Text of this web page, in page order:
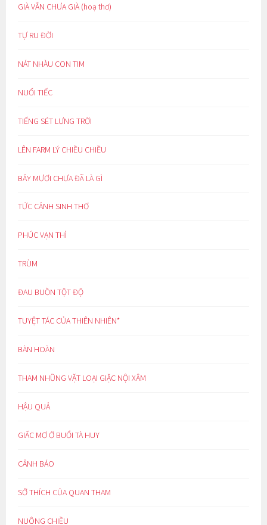
GIÀ VẪN CHƯA GIÀ (hoạ thơ)
TỰ RU ĐỜI
NÁT NHÀU CON TIM
NUỐI TIẾC
TIẾNG SÉT LƯNG TRỜI
LÊN FARM LÝ CHIỀU CHIỀU
BẢY MƯƠI CHƯA ĐÃ LÀ GÌ
TỨC CẢNH SINH THƠ
PHÚC VẠN THÌ
TRÙM
ĐAU BUỒN TỘT ĐỘ
TUYỆT TÁC CỦA THIÊN NHIÊN*
BÀN HOÀN
THAM NHŨNG VẶT LOẠI GIẶC NỘI XÂM
HẬU QUẢ
GIẤC MƠ Ở BUỔI TÀ HUY
CẢNH BÁO
SỞ THÍCH CỦA QUAN THAM
NUÔNG CHIỀU